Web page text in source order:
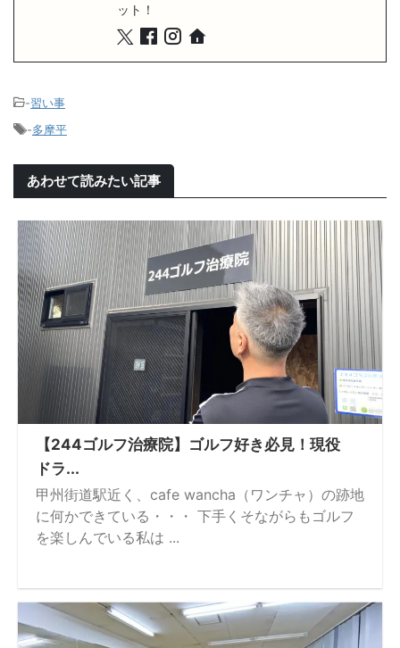
ット！
-習い事
-多摩平
あわせて読みたい記事
【244ゴルフ治療院】ゴルフ好き必見！現役
ドラ...
甲州街道駅近く、cafe wancha（ワンチャ）の跡地
に何かできている・・・ 下手くそながらもゴルフ
を楽しんでいる私は ...